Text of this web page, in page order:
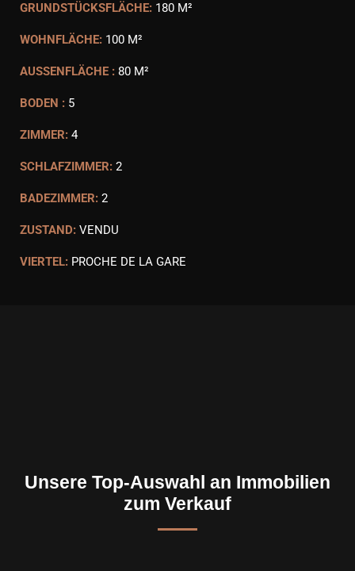
GRUNDSTÜCKSFLÄCHE: 180 M²
WOHNFLÄCHE: 100 M²
AUSSENFLÄCHE : 80 M²
BODEN : 5
ZIMMER: 4
SCHLAFZIMMER: 2
BADEZIMMER: 2
ZUSTAND: VENDU
VIERTEL: PROCHE DE LA GARE
Unsere Top-Auswahl an Immobilien
zum Verkauf